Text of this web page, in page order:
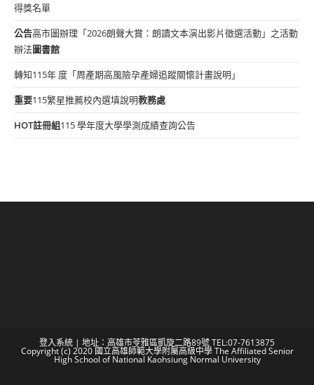
得獎名單
公告高市圖辦理「2026朗聲大賞：朗讀文本演出影片徵選活動」之活動
辦法圖書館
轉知115年 度「周產期高風險孕產婦追蹤關懷計畫說明」
重要115繁星推薦校內選填說明教務處
HOT註冊組115 學年度大學學測成績查詢公告
登入系統 | 地址：高雄市苓雅區凱旋二路89號 TEL:07-7613875
Copyright (c) 2020 國立高雄師範大學附屬高級中學 The Affiliated Senior
High School of National Kaohsiung Normal University